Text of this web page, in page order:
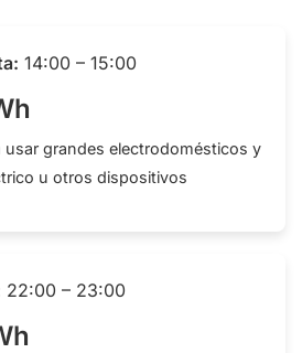
14:00 – 15:00
usar grandes electrodomésticos y
u otros dispositivos
22:00 – 23:00